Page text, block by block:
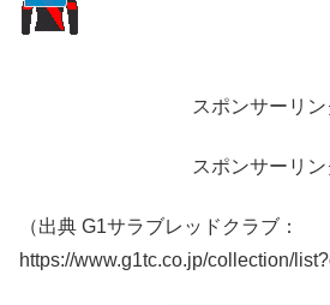
スポンサーリン
スポンサーリン
（出典 G1サラブレッドクラブ：
https://www.g1tc.co.jp/collection/